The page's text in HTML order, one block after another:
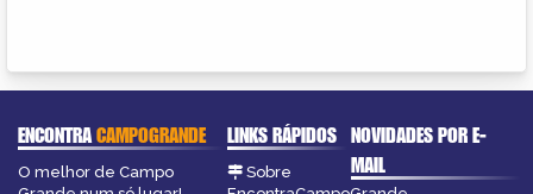
ENCONTRACAMPOGRANDE
O melhor de Campo
LINKS RÁPIDOS
Sobre
NOVIDADES POR E-
MAIL